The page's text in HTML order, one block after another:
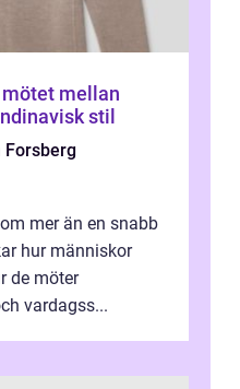
mötet mellan
stil
Forsberg
mer än en snabb
hur människor
de möter
vardagss...